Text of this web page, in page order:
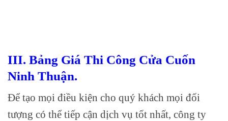
III. Bảng Giá Thi Công Cửa Cuốn
Ninh Thuận.
Để tạo mọi điều kiện cho quý khách mọi đối
tượng có thể tiếp cận dịch vụ tốt nhất, công ty